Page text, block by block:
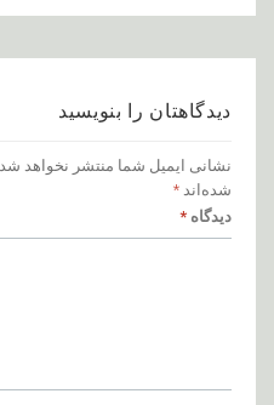
دیدگاهتان را بنویسید
نشانی ایمیل شما منتشر نخواهد شد.
شده‌اند *
دیدگاه *